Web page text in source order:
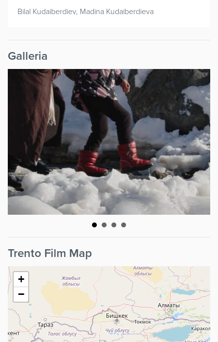
Bilal Kudaiberdiev, Madina Kudaiberdieva
Galleria
Trento Film Map
+
−